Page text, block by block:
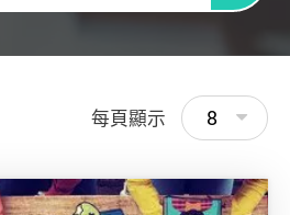
每頁顯示 8